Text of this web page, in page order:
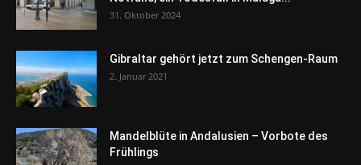
31. Oktober 2024
Gibraltar gehört jetzt zum Schengen-Raum
2. Januar 2021
Mandelblüte in Andalusien – Vorbote des
Frühlings